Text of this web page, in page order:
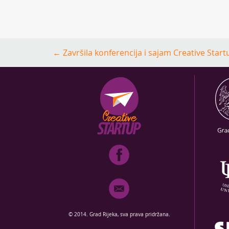
Post
navigation
← Završila konferencija i sajam Creative
© 2014. Grad Rijeka, sva prava pridržana.